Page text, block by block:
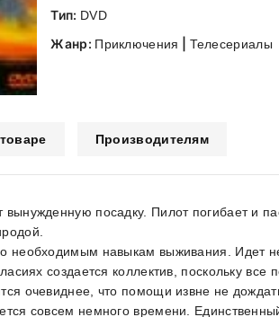
Тип: DVD
Жанр: Приключения Телесериалы
Производителям
посадку. Пилот погибает и
необходимым навыкам выживания. Идет
создается коллектив, поскольку все
очевиднее, что помощи извне не
совсем немного времени.